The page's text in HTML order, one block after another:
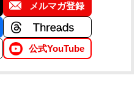
メルマガ登録
公式YouTube